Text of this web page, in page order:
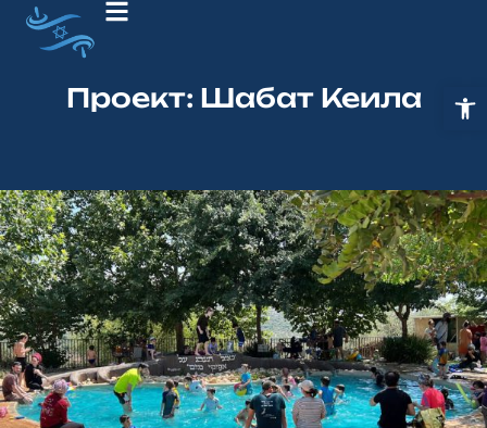
Проект: Шабат Кеила